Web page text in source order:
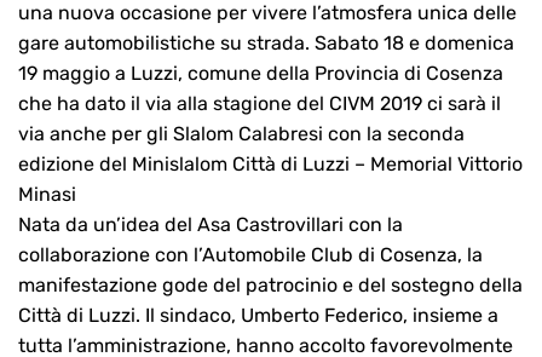
una nuova occasione per vivere l’atmosfera unica delle
gare automobilistiche su strada. Sabato 18 e domenica
19 maggio a Luzzi, comune della Provincia di Cosenza
che ha dato il via alla stagione del CIVM 2019 ci sarà il
via anche per gli Slalom Calabresi con la seconda
edizione del Minislalom Città di Luzzi – Memorial Vittorio
Minasi
Nata da un’idea del Asa Castrovillari con la
collaborazione con l’Automobile Club di Cosenza, la
manifestazione gode del patrocinio e del sostegno della
Città di Luzzi. Il sindaco, Umberto Federico, insieme a
tutta l’amministrazione, hanno accolto favorevolmente